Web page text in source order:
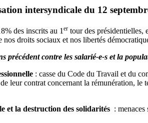
intersyndicale du 12
des inscrits au 1 er tour des présidentielles,
droits sociaux et nos libertés
précédent contre les salarié-e-s et la
: casse du Code du Travail et du
leur contrat concernant la rémunération, le
et la destruction des solidarités :